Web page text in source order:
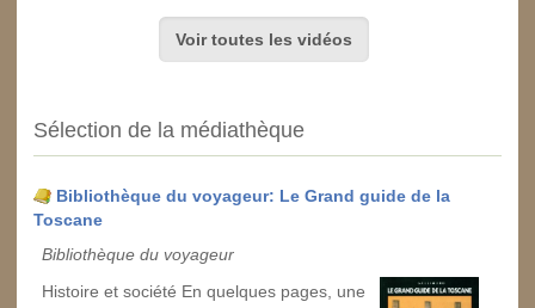
Voir toutes les vidéos
Sélection de la médiathèque
Bibliothèque du voyageur: Le Grand guide de la
Toscane
Bibliothèque du voyageur
Histoire et société En quelques pages, une